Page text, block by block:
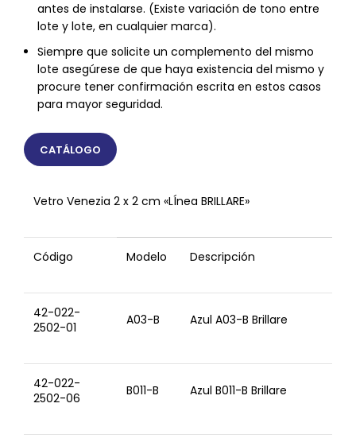
antes de instalarse. (Existe variación de tono entre
lote y lote, en cualquier marca).
Siempre que solicite un complemento del mismo
lote asegúrese de que haya existencia del mismo y
procure tener confirmación escrita en estos casos
para mayor seguridad.
CATÁLOGO
Vetro Venezia 2 x 2 cm «LÍnea BRILLARE»
Código Modelo Descripción
42-022-
2502-01
A03-B Azul A03-B Brillare
42-022-
2502-06
B011-B Azul B011-B Brillare